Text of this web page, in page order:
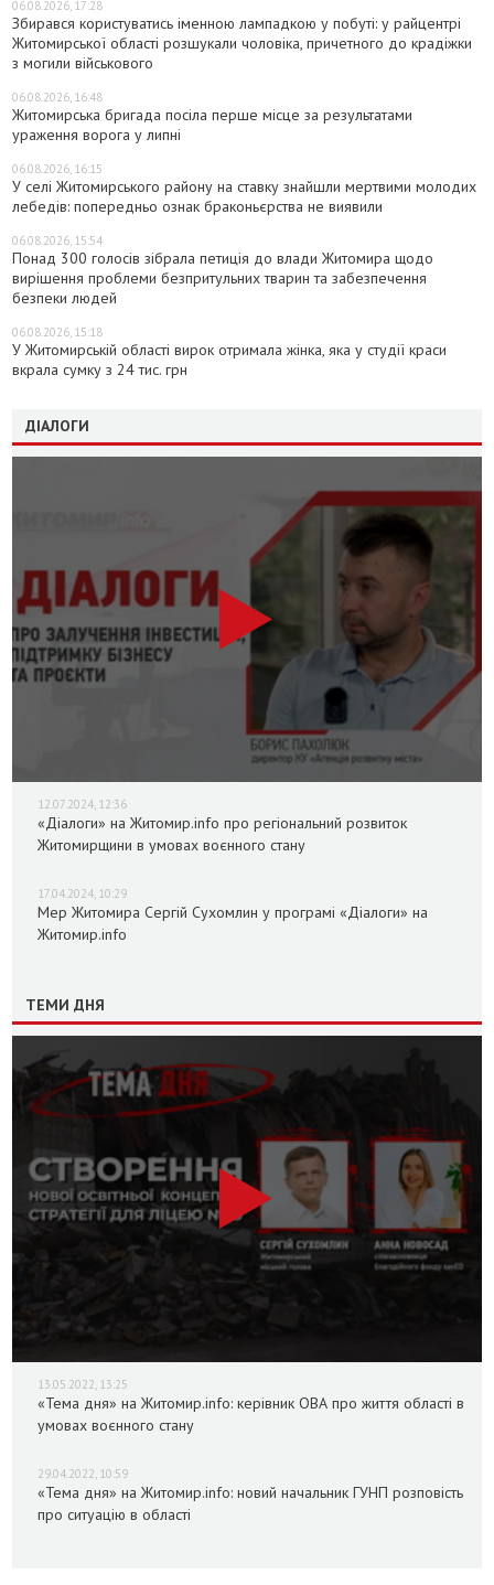
06.08.2026, 17:28
Збирався користуватись іменною лампадкою у побуті: у райцентрі
Житомирської області розшукали чоловіка, причетного до крадіжки
з могили військового
06.08.2026, 16:48
Житомирська бригада посіла перше місце за результатами
ураження ворога у липні
06.08.2026, 16:15
У селі Житомирського району на ставку знайшли мертвими молодих
лебедів: попередньо ознак браконьєрства не виявили
06.08.2026, 15:54
Понад 300 голосів зібрала петиція до влади Житомира щодо
вирішення проблеми безпритульних тварин та забезпечення
безпеки людей
06.08.2026, 15:18
У Житомирській області вирок отримала жінка, яка у студії краси
вкрала сумку з 24 тис. грн
ДІАЛОГИ
12.07.2024, 12:36
«Діалоги» на Житомир.info про регіональний розвиток
Житомирщини в умовах воєнного стану
17.04.2024, 10:29
Мер Житомира Сергій Сухомлин у програмі «Діалоги» на
Житомир.info
ТЕМИ ДНЯ
13.05.2022, 13:25
«Тема дня» на Житомир.info: керівник ОВА про життя області в
умовах воєнного стану
29.04.2022, 10:59
«Тема дня» на Житомир.info: новий начальник ГУНП розповість
про ситуацію в області